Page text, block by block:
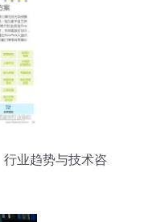
业趋势与技术咨